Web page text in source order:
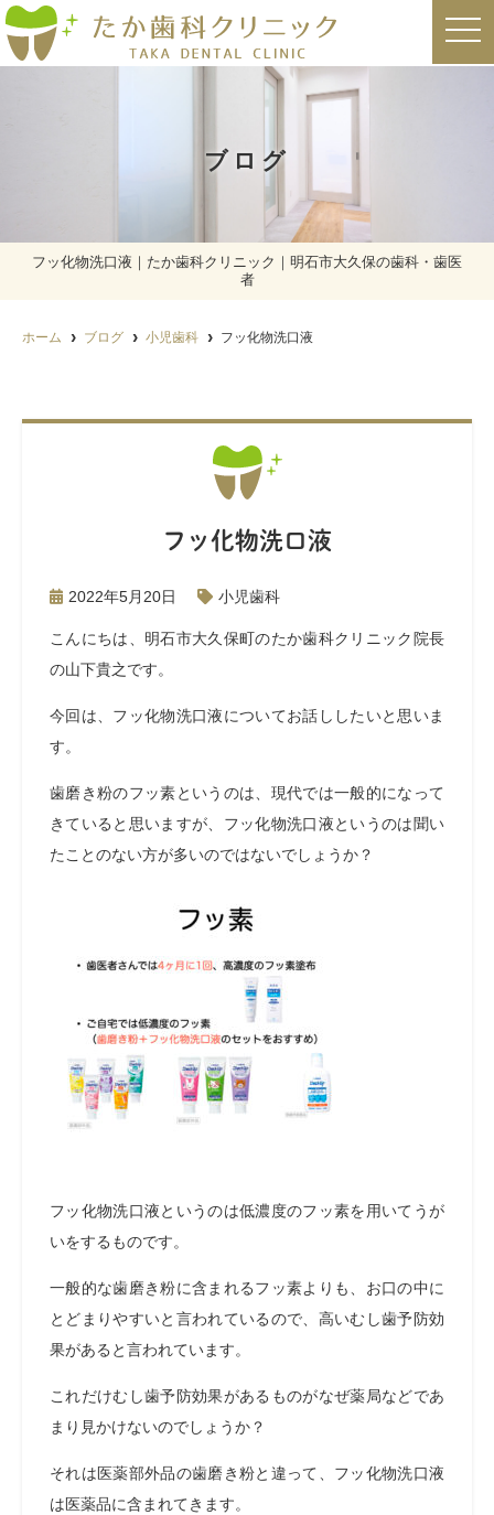
t
o
i
ブログ
フッ化物洗口液｜たか歯科クリニック｜明石市大久保の歯科・歯医
者
ホーム ブログ 小児歯科 フッ化物洗口液
フッ化物洗口液
2022年5月20日 小児歯科
こんにちは、明石市大久保町のたか歯科クリニック院長
の山下貴之です。
今回は、フッ化物洗口液についてお話ししたいと思いま
す。
歯磨き粉のフッ素というのは、現代では一般的になって
きていると思いますが、フッ化物洗口液というのは聞い
たことのない方が多いのではないでしょうか？
フッ化物洗口液というのは低濃度のフッ素を用いてうが
いをするものです。
一般的な歯磨き粉に含まれるフッ素よりも、お口の中に
とどまりやすいと言われているので、高いむし歯予防効
果があると言われています。
これだけむし歯予防効果があるものがなぜ薬局などであ
まり見かけないのでしょうか？
それは医薬部外品の歯磨き粉と違って、フッ化物洗口液
は医薬品に含まれてきます。